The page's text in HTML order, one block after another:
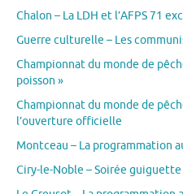
Chalon – La LDH et l’AFPS 71
Guerre culturelle – Les
Championnat du monde de
poisson »
Championnat du monde de
l’ouverture officielle
Montceau – La programmation
Ciry-le-Noble – Soirée